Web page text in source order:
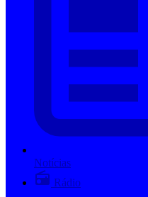
Notícias
Rádio